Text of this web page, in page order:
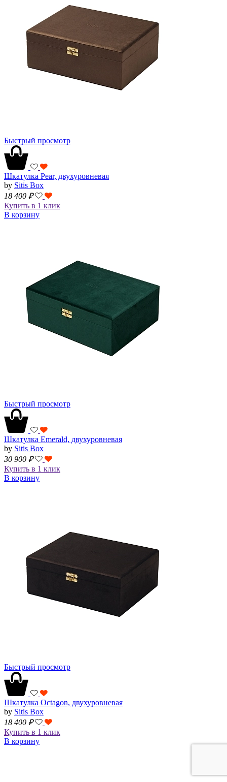
Быстрый просмотр
Шкатулка Pear, двухуровневая
by Sitis Box
18 400 ₽
Купить в 1 клик
В корзину
Быстрый просмотр
Шкатулка Emerald, двухуровневая
by Sitis Box
30 900 ₽
Купить в 1 клик
В корзину
Быстрый просмотр
Шкатулка Octagon, двухуровневая
by Sitis Box
18 400 ₽
Купить в 1 клик
В корзину